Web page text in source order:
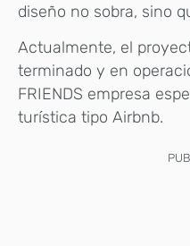
diseño no sobra, sino
Actualmente, el
terminado y en
FRIENDS empresa
turística tipo Airbnb.